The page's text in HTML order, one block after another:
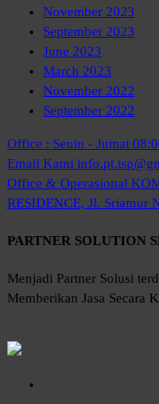
November 2023
September 2023
June 2023
March 2023
November 2022
September 2022
Office : Senin - Jumat
Email Kami
Office & Operasional
RESIDENCE, Jl. Sriamur
PARTNER SOLUTION
Menjadi Partner Solusi
Memberikan Jasa Secara